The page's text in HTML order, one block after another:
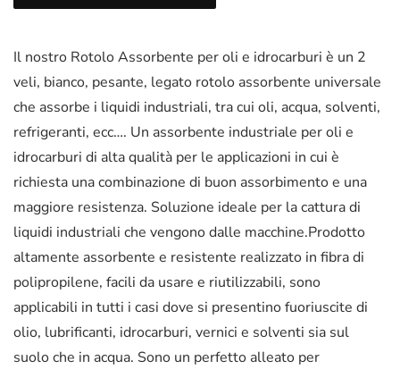
Il nostro Rotolo Assorbente per oli e idrocarburi è un 2
veli, bianco, pesante, legato rotolo assorbente universale
che assorbe i liquidi industriali, tra cui oli, acqua, solventi,
refrigeranti, ecc…. Un assorbente industriale per oli e
idrocarburi di alta qualità per le applicazioni in cui è
richiesta una combinazione di buon assorbimento e una
maggiore resistenza. Soluzione ideale per la cattura di
liquidi industriali che vengono dalle macchine.Prodotto
altamente assorbente e resistente realizzato in fibra di
polipropilene, facili da usare e riutilizzabili, sono
applicabili in tutti i casi dove si presentino fuoriuscite di
olio, lubrificanti, idrocarburi, vernici e solventi sia sul
suolo che in acqua. Sono un perfetto alleato per